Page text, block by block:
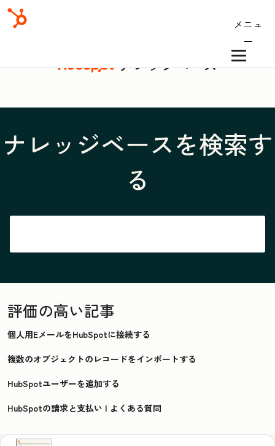
メニュ
ー
ナレッジベース
ナレッジベースを検索す
る
評価の高い記事
個人用EメールをHubSpotに接続する
複数のオブジェクトのレコードをインポートする
HubSpotユーザーを追加する
HubSpotの請求と支払い | よくある質問